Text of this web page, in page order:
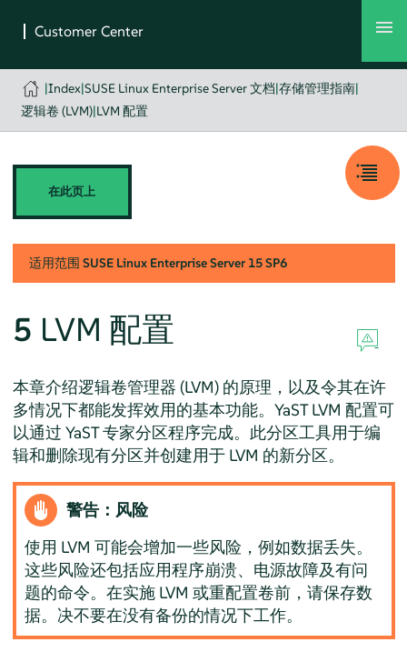
|Index|SUSE Linux Enterprise Server 文档|存储管理指南|
逻辑卷 (LVM)|LVM 配置
在此页上
适用范围 SUSE Linux Enterprise Server 15 SP6
5 LVM 配置
本章介绍逻辑卷管理器 (LVM) 的原理，以及令其在许
多情况下都能发挥效用的基本功能。YaST LVM 配置可
以通过 YaST 专家分区程序完成。此分区工具用于编
辑和删除现有分区并创建用于 LVM 的新分区。
警告：风险
使用 LVM 可能会增加一些风险，例如数据丢失。
这些风险还包括应用程序崩溃、电源故障及有问
题的命令。在实施 LVM 或重配置卷前，请保存数
据。决不要在没有备份的情况下工作。